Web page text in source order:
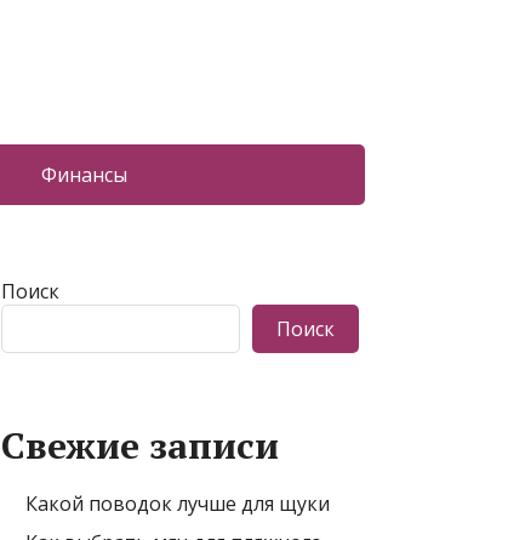
Финансы
Поиск
Поиск
Свежие записи
Какой поводок лучше для щуки